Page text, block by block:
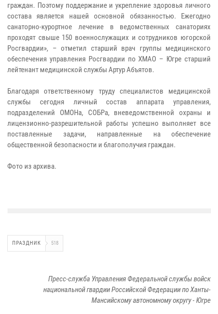
граждан. Поэтому поддержание и укрепление здоровья личного
состава является нашей основной обязанностью. Ежегодно
санаторно-курортное лечение в ведомственных санаториях
проходят свыше 150 военнослужащих и сотрудников югорской
Росгвардии», – отметил старший врач группы медицинского
обеспечения управления Росгвардии по ХМАО – Югре старший
лейтенант медицинской службы Артур Абъятов.
Благодаря ответственному труду специалистов медицинской
службы сегодня личный состав аппарата управления,
подразделений ОМОНа, СОБРа, вневедомственной охраны и
лицензионно-разрешительной работы успешно выполняет все
поставленные задачи, направленные на обеспечение
общественной безопасности и благополучия граждан.
Фото из архива.
ПРАЗДНИК 518
Пресс-служба Управления Федеральной службы войск
национальной гвардии Российской Федерации по Ханты-
Мансийскому автономному округу - Югре